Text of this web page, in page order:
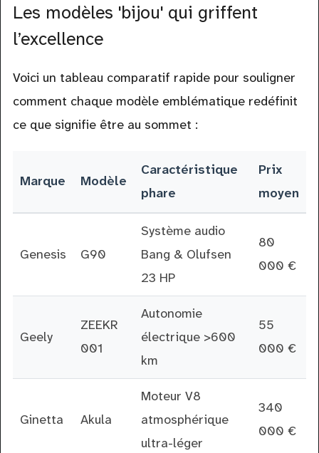
Les modèles 'bijou' qui griffent
l’excellence
Voici un tableau comparatif rapide pour souligner
comment chaque modèle emblématique redéfinit
ce que signifie être au sommet :
Marque Modèle
Caractéristique
phare
Prix
moyen
Genesis G90
Système audio
Bang & Olufsen
23 HP
80
000 €
Geely
ZEEKR
001
Autonomie
électrique >600
km
55
000 €
Ginetta Akula
Moteur V8
atmosphérique
ultra-léger
340
000 €